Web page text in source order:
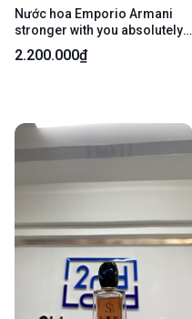
Nước hoa Emporio Armani
stronger with you absolutely -
Parfum - 90/100ml - Kèm box
2.200.000₫